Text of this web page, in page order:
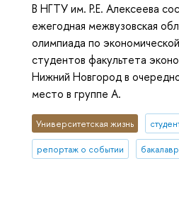
В НГТУ им. Р.Е. Алексеева
ежегодная межвузовская
олимпиада по
студентов факультета
Нижний Новгород в
место в группе A.
Университетская жизнь
репортаж о событии